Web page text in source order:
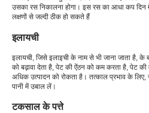
उसका रस निकालना होगा। इस रस का आधा कप
लक्षणों से जल्दी ठीक हो सकते हैं
इलायची
इलायची, जिसे इलाइची के नाम से भी जाना जाता है,
को बढ़ावा देता है, पेट की ऐंठन को कम करता है, पेट
अधिक उत्पादन को रोकता है। तत्काल प्रभाव के
पानी में उबाल लें।
टकसाल के पत्ते